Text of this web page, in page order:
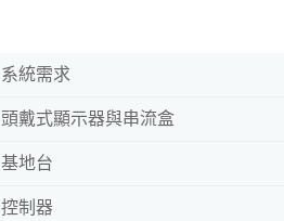
系統需求
頭戴式顯示器與串流盒
基地台
控制器